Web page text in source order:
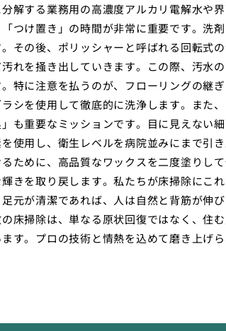
解する業務用の高濃度アルカリ電解水や
つけ置き」の時間が非常に重要です。洗
その後、ポリッシャーと呼ばれる回転式
れを掻き出していきます。この際、汚水
特に注意を払うのが、フローリングの継
シを使用して徹底的に洗浄します。また
も重要なミッションです。目に見えない
使用し、衛生レベルを病院並みにまで引
ために、高品質なワックスを二度塗りし
きを取り戻します。私たちが床掃除にこ
元が清潔であれば、人は自然と背筋が伸
床掃除は、単なる原状回復ではなく、住
す。プロの技術と情熱を込めて磨き上げ